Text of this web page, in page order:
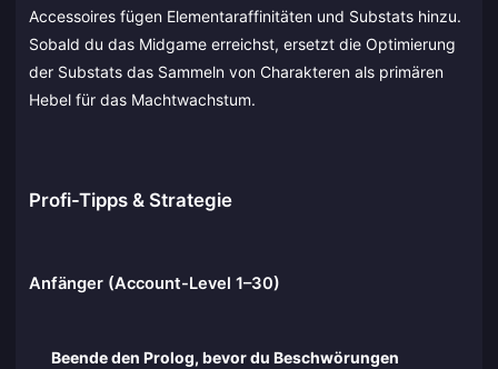
Accessoires fügen Elementaraffinitäten und Substats hinzu.
Sobald du das Midgame erreichst, ersetzt die Optimierung
der Substats das Sammeln von Charakteren als primären
Hebel für das Machtwachstum.
Profi-Tipps & Strategie
Anfänger (Account-Level 1–30)
Beende den Prolog, bevor du Beschwörungen